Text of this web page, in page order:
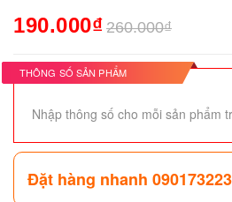
190.000₫ 260.000₫
THÔNG SỐ SẢN PHẨM
Nhập thông số cho mỗi sản phẩm
Đặt hàng nhanh